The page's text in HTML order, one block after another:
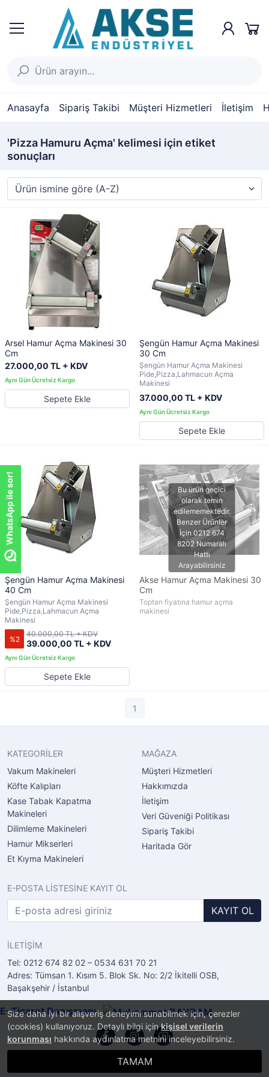
Anasayfa Sipariş Takibi Müşteri Hizmetleri İletişim
Size daha iyi bir alışveriş deneyimi sunabilmek için, çerezler
(cookies) kullanıyoruz. Detaylı bilgi içinkişisel verilerin
korunması hakkında aydınlatma metnini inceleyebilirsiniz.
TAMAM
'Pizza Hamuru Açma' kelimesi için etiket
sonuçları
Arsel Hamur Açma Makinesi 30
Cm
27.000,00 TL + KDV
Sepete Ekle
Şengün Hamur Açma Makinesi
30 Cm
Şengün Hamur Açma Makinesi
Pide,Pizza,Lahmacun Açma
Makinesi
37.000,00 TL + KDV
Sepete Ekle
Şengün Hamur Açma Makinesi
40 Cm
Şengün Hamur Açma Makinesi
Pide,Pizza,Lahmacun Açma
Makinesi
%2 39.000,00 TL + KDV
40.000,00 TL + KDV
Sepete Ekle
Akse Hamur Açma Makinesi 30
Cm
Toptan fiyatına hamur açma
makinesi
1
KATEGORİLER
Vakum Makineleri
Köfte Kalıpları
Kase Tabak Kapatma
Makineleri
Dilimleme Makineleri
Hamur Mikserleri
Et Kıyma Makineleri
MAĞAZA
Müşteri Hizmetleri
Hakkımızda
İletişim
Veri Güveniği Politikası
Sipariş Takibi
Haritada Gör
E-POSTA LİSTESİNE KAYIT OL
KAYIT OL
İLETİŞİM
Tel: 0212 674 82 02 – 0534 631 70 21
Adres: Tümsan 1. Kısım 5. Blok Sk. No: 2/2 İkitelli OSB,
Başakşehir / İstanbul
E-Ticaret Danışmanı
E-Ticaret Sistemi
WhatsApp ile sor!